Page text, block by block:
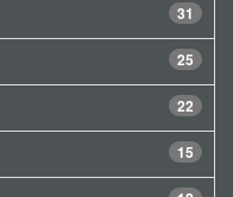
31
25
22
15